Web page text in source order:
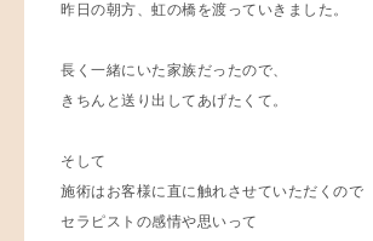
昨日の朝方、虹の橋を渡っていきました。
長く一緒にいた家族だったので、
きちんと送り出してあげたくて。
そして
施術はお客様に直に触れさせていただくので
セラピストの感情や思いって